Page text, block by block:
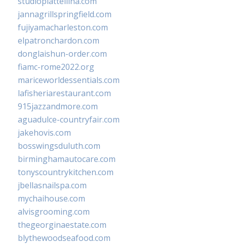
jannagrillspringfield.com
fujiyamacharleston.com
elpatronchardon.com
donglaishun-order.com
fiamc-rome2022.org
mariceworldessentials.com
lafisheriarestaurant.com
915jazzandmore.com
aguadulce-countryfair.com
jakehovis.com
bosswingsduluth.com
birminghamautocare.com
tonyscountrykitchen.com
jbellasnailspa.com
mychaihouse.com
alvisgrooming.com
thegeorginaestate.com
blythewoodseafood.com